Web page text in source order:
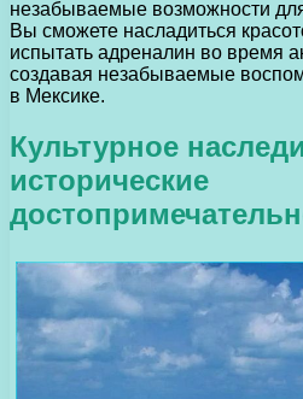
незабываемые возможности
Вы сможете насладиться
испытать адреналин во время
создавая незабываемые
в Мексике.
Культурное
исторические